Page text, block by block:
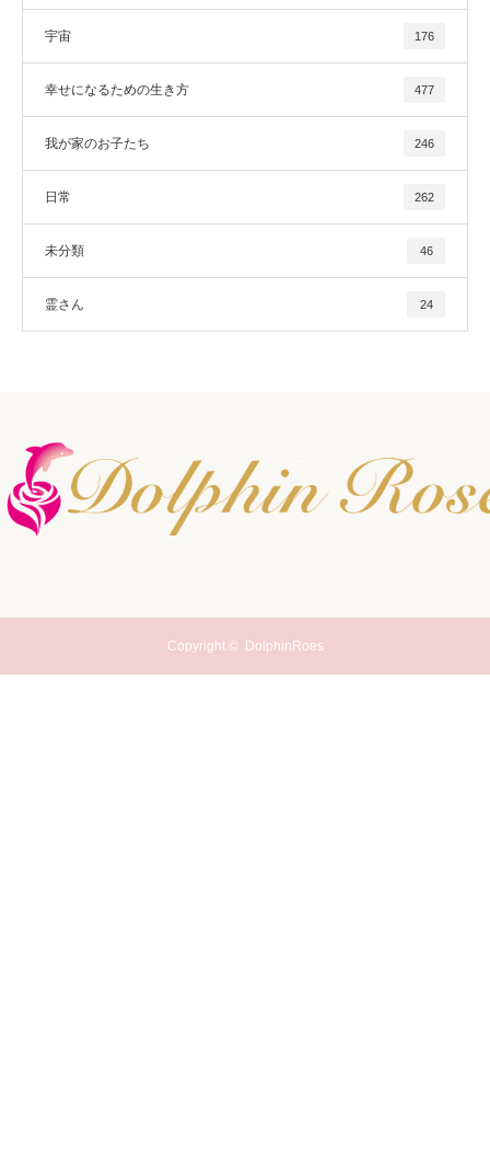
宇宙 176
幸せになるための生き方 477
我が家のお子たち 246
日常 262
未分類 46
霊さん 24
Copyright © DolphinRoes